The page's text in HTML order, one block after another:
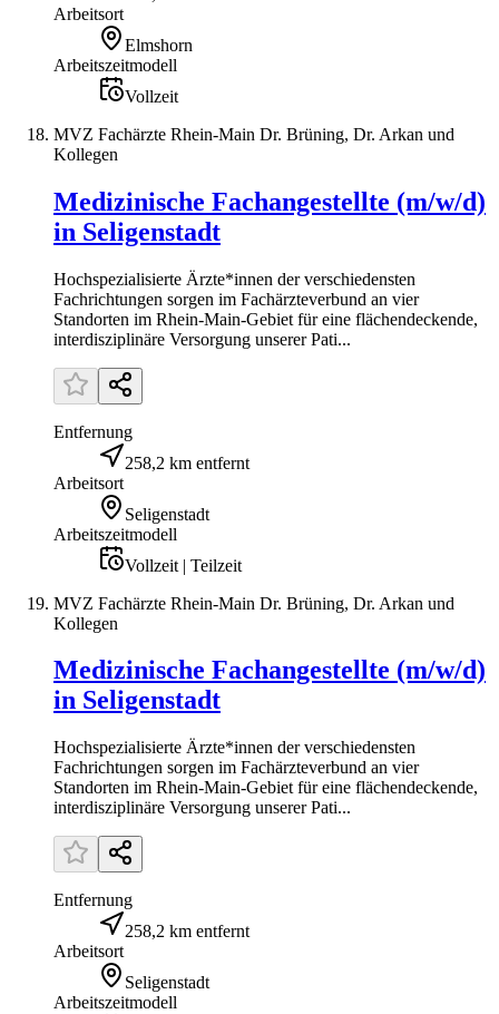
Arbeitsort
Elmshorn
Arbeitszeitmodell
Vollzeit
MVZ Fachärzte Rhein-Main Dr. Brüning, Dr. Arkan und
Kollegen
Medizinische Fachangestellte (m/w/d)
in Seligenstadt
Hochspezialisierte Ärzte*innen der verschiedensten
Fachrichtungen sorgen im Fachärzteverbund an vier
Standorten im Rhein-Main-Gebiet für eine flächendeckende,
interdisziplinäre Versorgung unserer Pati...
Entfernung
258,2 km entfernt
Arbeitsort
Seligenstadt
Arbeitszeitmodell
Vollzeit | Teilzeit
MVZ Fachärzte Rhein-Main Dr. Brüning, Dr. Arkan und
Kollegen
Medizinische Fachangestellte (m/w/d)
in Seligenstadt
Hochspezialisierte Ärzte*innen der verschiedensten
Fachrichtungen sorgen im Fachärzteverbund an vier
Standorten im Rhein-Main-Gebiet für eine flächendeckende,
interdisziplinäre Versorgung unserer Pati...
Entfernung
258,2 km entfernt
Arbeitsort
Seligenstadt
Arbeitszeitmodell